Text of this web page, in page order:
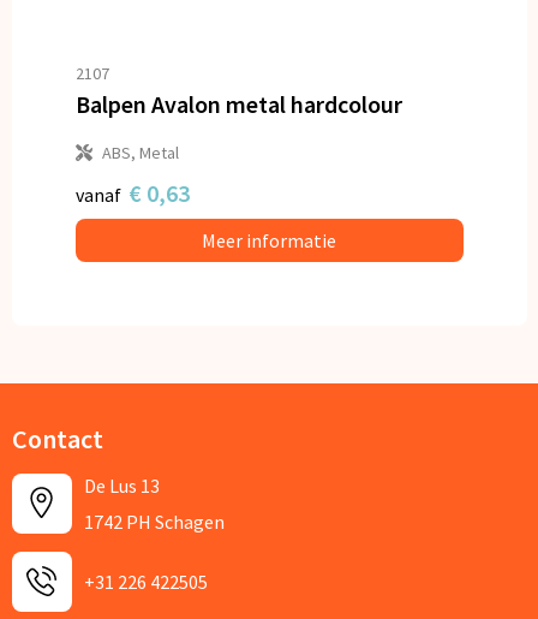
2107
Balpen Avalon metal hardcolour
ABS, Metal
vanaf € 0,63
Meer informatie
Contact
De Lus 13
1742 PH Schagen
+31 226 422505